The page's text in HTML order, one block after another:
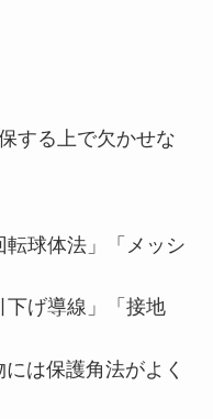
する上で欠かせな
球体法」「メッシ
下げ導線」「接地
は保護角法がよく